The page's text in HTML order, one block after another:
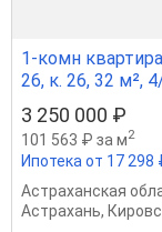
1-комн
26, к. 26, 32 м²,
3 250 000 ₽
101 563 ₽ за м2
Ипотека от 17
Астраханская
Астрахань,